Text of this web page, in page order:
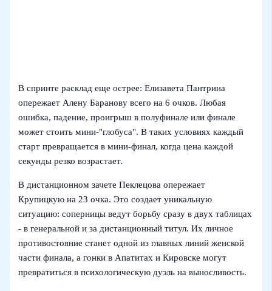
В спринте расклад еще острее: Елизавета Пантрина
опережает Алену Баранову всего на 6 очков. Любая
ошибка, падение, проигрыш в полуфинале или финале
может стоить мини-"глобуса". В таких условиях каждый
старт превращается в мини-финал, когда цена каждой
секунды резко возрастает.
В дистанционном зачете Пеклецова опережает
Крупицкую на 23 очка. Это создает уникальную
ситуацию: соперницы ведут борьбу сразу в двух таблицах
- в генеральной и за дистанционный титул. Их личное
противостояние станет одной из главных линий женской
части финала, а гонки в Апатитах и Кировске могут
превратиться в психологическую дуэль на выносливость.